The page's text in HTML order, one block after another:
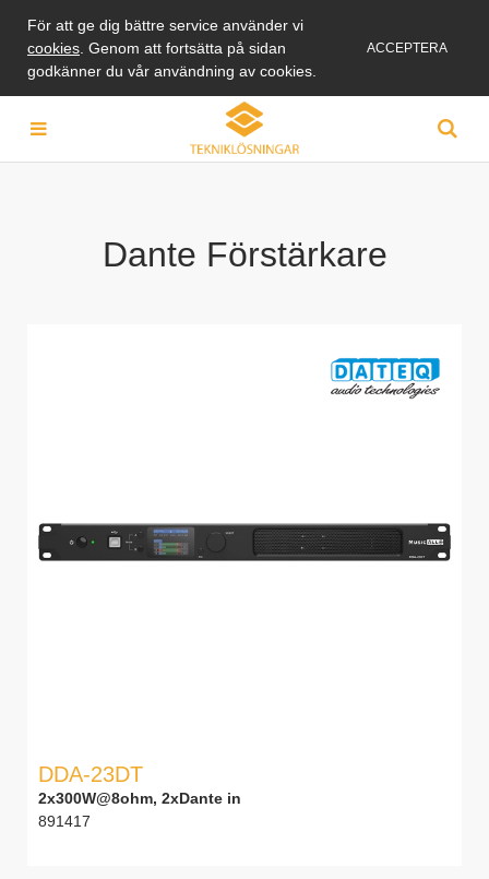
För att ge dig bättre service använder vi
cookies . Genom att fortsätta på sidan
godkänner du vår användning av cookies.
ACCEPTERA
Dante Förstärkare
DDA-23DT
2x300W@8ohm, 2xDante in
891417